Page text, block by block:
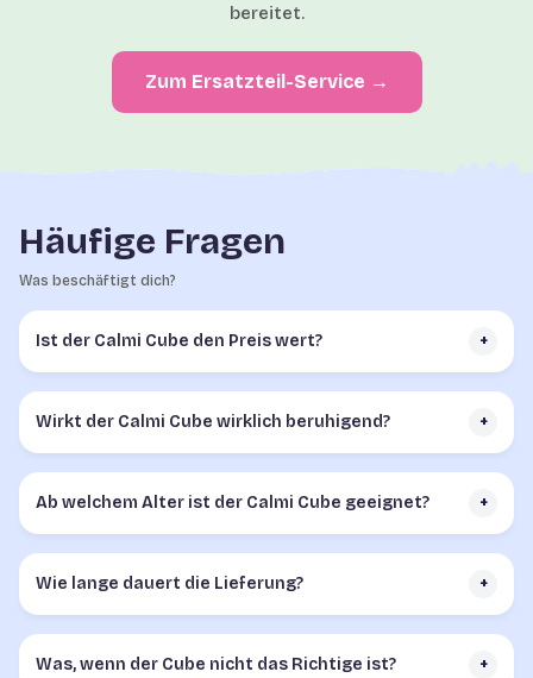
bereitet.
Zum Ersatzteil-Service →
Häufige Fragen
Was beschäftigt dich?
Ist der Calmi Cube den Preis wert? +
Wirkt der Calmi Cube wirklich beruhigend? +
Ab welchem Alter ist der Calmi Cube geeignet? +
Wie lange dauert die Lieferung? +
Was, wenn der Cube nicht das Richtige ist? +